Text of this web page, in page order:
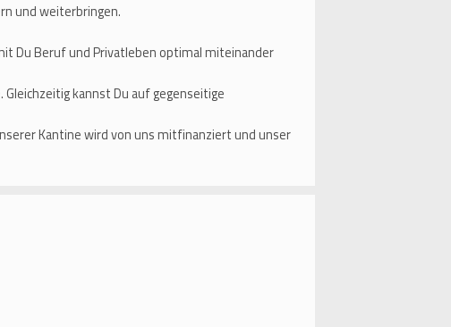
und weiterbringen.
Du Beruf und Privatleben optimal miteinander
kannst Du auf gegenseitige
Kantine wird von uns mitfinanziert und unser